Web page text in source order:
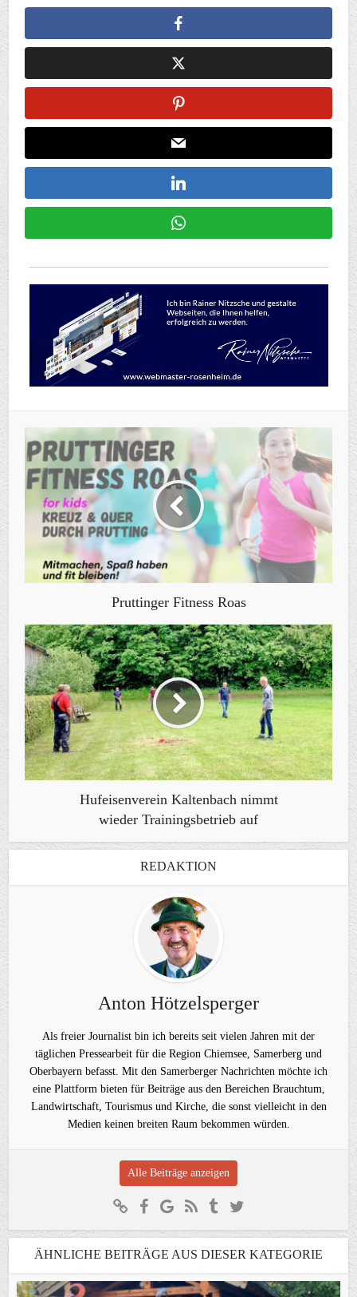
Pruttinger Fitness Roas
Hufeisenverein Kaltenbach nimmt
wieder Trainingsbetrieb auf
REDAKTION
Anton Hötzelsperger
Als freier Journalist bin ich bereits seit vielen Jahren mit der
täglichen Pressearbeit für die Region Chiemsee, Samerberg und
Oberbayern befasst. Mit den Samerberger Nachrichten möchte ich
eine Plattform bieten für Beiträge aus den Bereichen Brauchtum,
Landwirtschaft, Tourismus und Kirche, die sonst vielleicht in den
Medien keinen breiten Raum bekommen würden.
Alle Beiträge anzeigen
ÄHNLICHE BEITRÄGE AUS DIESER KATEGORIE